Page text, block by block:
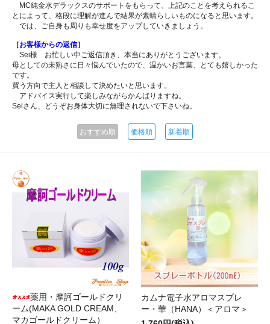
MC純金水デラックスのサポートをもらって、上記のことを考えられるこ
とによって、格段に理解が進んで結果が素晴らしいものになると思います。
では、ご自身も周りも幸せ度をアップしていきましょう。
［お客様からの返信］
Sei様 お忙しい中ご返信頂き、本当にありがとうございます。
母としての未熟さに日々悩んでいたので、温かいお言葉、とても嬉しかった
です。
買う方向で主人と相談して決めたいと思います。
アドバイス実行して楽しみながらかんばりますね。
Seiさん、どうぞお身体大切に無理されないで下さいね。
おすすめ順 価格順 新着順
薬用・摩訶ゴールドクリ
ーム(MAKA GOLD CREAM、
マカゴールドクリーム）
カムナ電子水アロマスプレ
ー・華（HANA）＜アロマ＞